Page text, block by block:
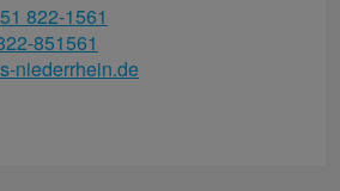
822-1561
851561
niederrhein.de